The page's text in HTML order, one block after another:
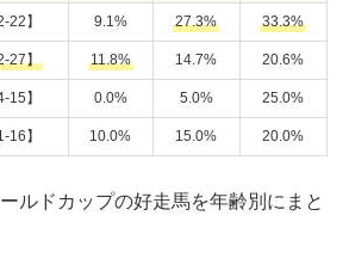
22】 9.1% 27.3% 33.3%
27】 11.8% 14.7% 20.6%
15】 0.0% 5.0% 25.0%
16】 10.0% 15.0% 20.0%
ルドカップの好走馬を年齢別にまと